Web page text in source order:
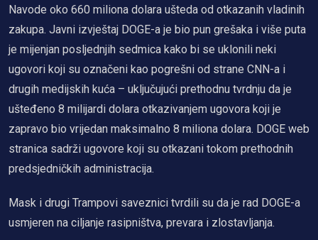
Navode oko 660 miliona dolara ušteda od otkazanih vladinih
zakupa. Javni izvještaj DOGE-a je bio pun grešaka i više puta
je mijenjan posljednjih sedmica kako bi se uklonili neki
ugovori koji su označeni kao pogrešni od strane CNN-a i
drugih medijskih kuća – uključujući prethodnu tvrdnju da je
ušteđeno 8 milijardi dolara otkazivanjem ugovora koji je
zapravo bio vrijedan maksimalno 8 miliona dolara. DOGE web
stranica sadrži ugovore koji su otkazani tokom prethodnih
predsjedničkih administracija.
Mask i drugi Trampovi saveznici tvrdili su da je rad DOGE-a
usmjeren na ciljanje rasipništva, prevara i zlostavljanja.